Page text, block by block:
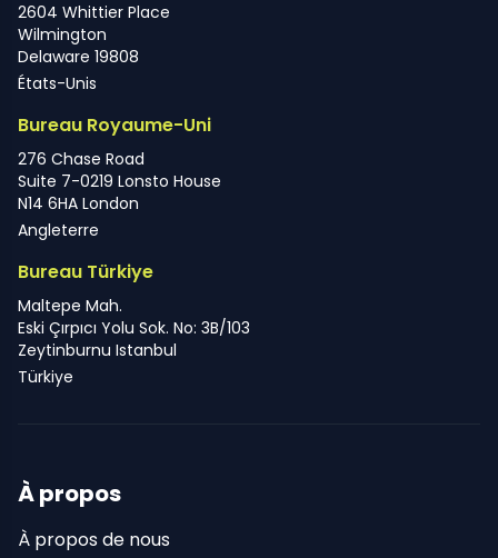
2604 Whittier Place
Wilmington
Delaware 19808
États-Unis
Bureau Royaume-Uni
276 Chase Road
Suite 7-0219 Lonsto House
N14 6HA London
Angleterre
Bureau Türkiye
Maltepe Mah.
Eski Çırpıcı Yolu Sok. No: 3B/103
Zeytinburnu Istanbul
Türkiye
À propos
À propos de nous